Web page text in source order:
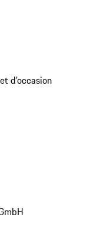
d'occasion